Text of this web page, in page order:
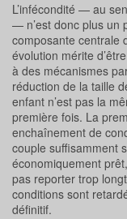
L’infécondité — au
— n’est donc plus un
composante centrale
évolution mérite
à des mécanismes
réduction de la taille
enfant n’est pas la
première fois. La
enchaînement de
couple suffisamment
économiquement
pas reporter trop
conditions sont
définitif.